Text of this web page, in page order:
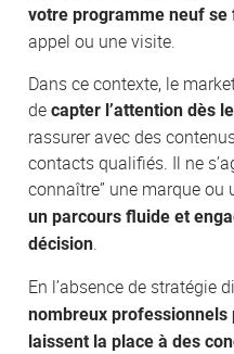
votre programme neuf se
appel ou une visite.
Dans ce contexte, le
de capter l’attention dès
rassurer avec des
contacts qualifiés. Il ne
connaître” une marque
un parcours fluide et
décision.
En l’absence de stratégie
nombreux
laissent la place à des